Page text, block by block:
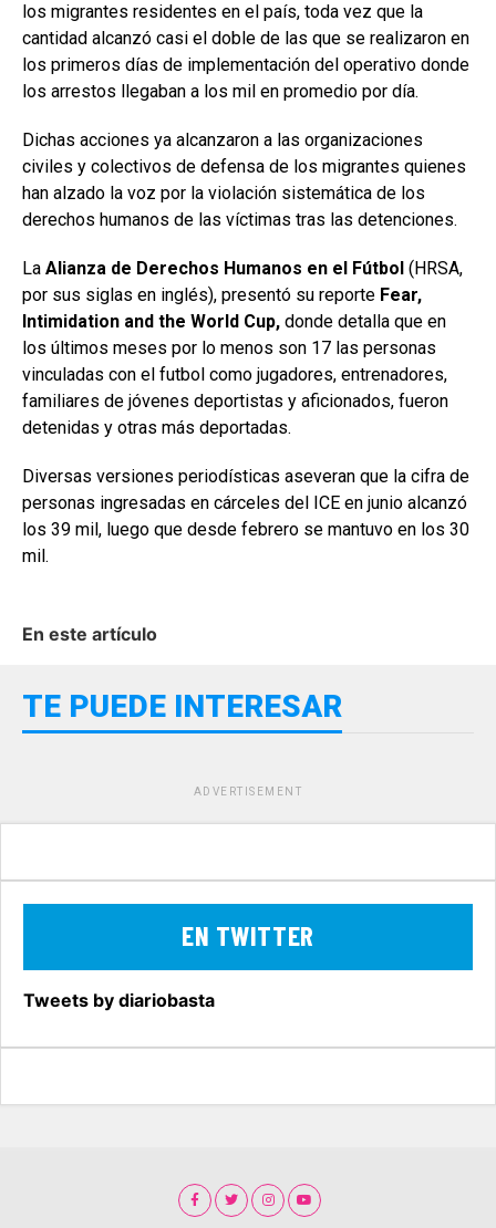
los migrantes residentes en el país, toda vez que la
cantidad alcanzó casi el doble de las que se realizaron en
los primeros días de implementación del operativo donde
los arrestos llegaban a los mil en promedio por día.
Dichas acciones ya alcanzaron a las organizaciones
civiles y colectivos de defensa de los migrantes quienes
han alzado la voz por la violación sistemática de los
derechos humanos de las víctimas tras las detenciones.
La Alianza de Derechos Humanos en el Fútbol (HRSA,
por sus siglas en inglés), presentó su reporte Fear,
Intimidation and the World Cup, donde detalla que en
los últimos meses por lo menos son 17 las personas
vinculadas con el futbol como jugadores, entrenadores,
familiares de jóvenes deportistas y aficionados, fueron
detenidas y otras más deportadas.
Diversas versiones periodísticas aseveran que la cifra de
personas ingresadas en cárceles del ICE en junio alcanzó
los 39 mil, luego que desde febrero se mantuvo en los 30
mil.
En este artículo
TE PUEDE INTERESAR
ADVERTISEMENT
EN TWITTER
Tweets by diariobasta